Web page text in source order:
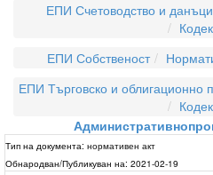
ЕПИ Счетоводство и данъци
ЕПИ Собственост
ЕПИ Търговско и облигационно
Тип на документа: нормативен акт
Обнародван/Публикуван на: 2021-02-19